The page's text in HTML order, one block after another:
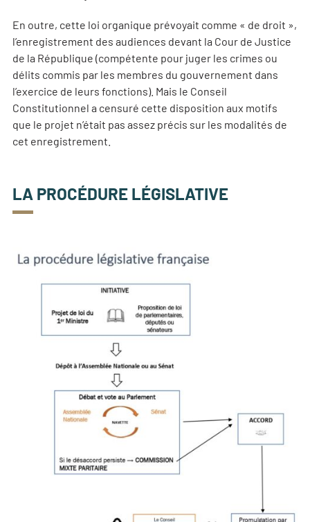
En outre, cette loi organique prévoyait comme « de droit »,
l’enregistrement des audiences devant la Cour de Justice
de la République (compétente pour juger les crimes ou
délits commis par les membres du gouvernement dans
l’exercice de leurs fonctions). Mais le Conseil
Constitutionnel a censuré cette disposition aux motifs
que le projet n’était pas assez précis sur les modalités de
cet enregistrement.
LA PROCÉDURE LÉGISLATIVE